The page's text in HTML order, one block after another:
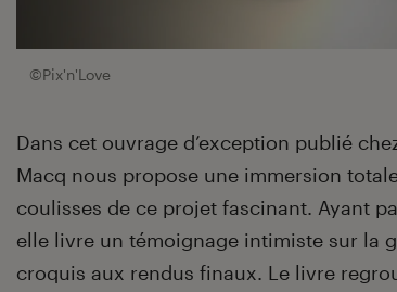
©Pix'n'Love
Dans cet ouvrage d’exception publié
Macq nous propose une immersion
coulisses de ce projet fascinant. Ayant
elle livre un témoignage intimiste sur la
croquis aux rendus finaux. Le livre